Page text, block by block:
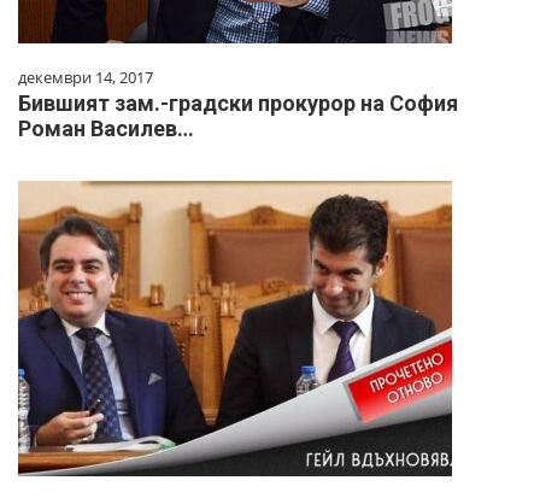
декември 14, 2017
Бившият зам.-градски прокурор на София
Роман Василев…